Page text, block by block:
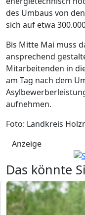
des Umbaus von
sich auf etwa
Bis Mitte Mai muss
ansprechend
Mitarbeitenden in
am Tag nach dem
aufnehmen.
Foto: Landkreis
Anzeige
Das könnte